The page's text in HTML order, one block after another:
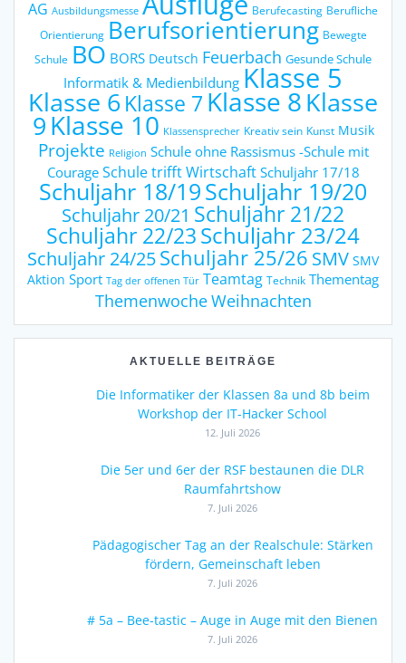
AG Ausbildungsmesse Berufecasting Berufliche
Orientierung Berufsorientierung Bewegte
Schule BO BORS Deutsch Feuerbach Gesunde Schule
Informatik & Medienbildung Klasse 5
Klasse 6Klasse 7 Klasse 8Klasse
9Klasse 10 Klassensprecher Kreativ sein Kunst Musik
Projekte Religion Schule ohne Rassismus -Schule mit
Courage Schule trifft Wirtschaft Schuljahr 17/18
Schuljahr 18/19Schuljahr 19/20
Schuljahr 20/21 Schuljahr 21/22
Schuljahr 22/23Schuljahr 23/24
Schuljahr 24/25Schuljahr 25/26 SMV SMV
Aktion Sport Tag der offenen Tür Teamtag Technik Thementag
ThemenwocheWeihnachten
AKTUELLE BEITRÄGE
Die Informatiker der Klassen 8a und 8b beim
Workshop der IT-Hacker School
12. Juli 2026
Die 5er und 6er der RSF bestaunen die DLR
Raumfahrtshow
7. Juli 2026
Pädagogischer Tag an der Realschule: Stärken
fördern, Gemeinschaft leben
7. Juli 2026
# 5a – Bee-tastic – Auge in Auge mit den Bienen
7. Juli 2026